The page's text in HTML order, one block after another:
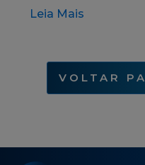
Leia Mais
VOLTAR